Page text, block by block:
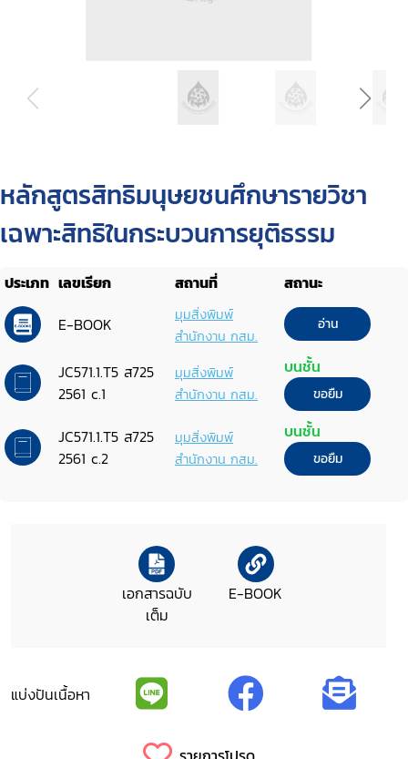
หลักสูตรสิทธิมนุษยชนศึกษารายวิชา
เฉพาะสิทธิในกระบวนการยุติธรรม
ประเภท เลขเรียก สถานที่
สถานะ
E-BOOK
มุมสิ่งพิมพ์
สำนักงาน กสม.
อ่าน
JC571.1.T5 ส725
2561 c.1
มุมสิ่งพิมพ์
สำนักงาน กสม.
บนชั้น
ขอยืม
JC571.1.T5 ส725
2561 c.2
มุมสิ่งพิมพ์
สำนักงาน กสม.
บนชั้น
ขอยืม
เอกสารฉบับ
เต็ม
E-BOOK
แบ่งปันเนื้อหา